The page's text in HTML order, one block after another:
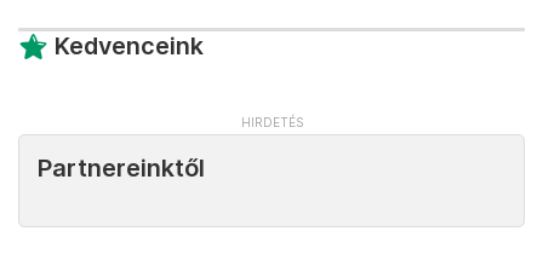
Kedvenceink
Partnereinktől